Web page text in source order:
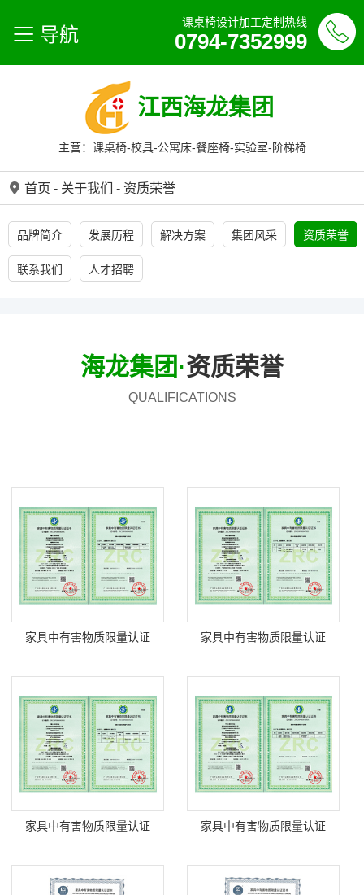
导航
课桌椅设计加工定制热线
0794-7352999
江西海龙集团
主营：课桌椅-校具-公寓床-餐座椅-实验室-阶梯椅
首页 - 关于我们 - 资质荣誉
品牌简介 发展历程 解决方案 集团风采 资质荣誉
联系我们 人才招聘
海龙集团·资质荣誉
QUALIFICATIONS
家具中有害物质限量认证 家具中有害物质限量认证
家具中有害物质限量认证 家具中有害物质限量认证